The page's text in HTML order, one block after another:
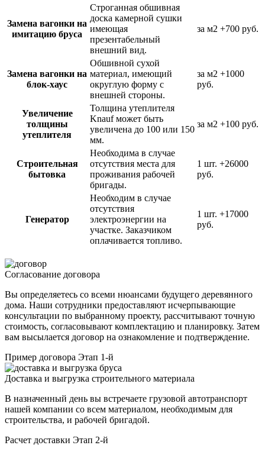
Замена вагонки на
имитацию бруса
Строганная обшивная
доска камерной сушки
имеющая
презентабельный
внешний вид.
за м2 +700 руб.
Замена вагонки на
блок-хаус
Обшивной сухой
материал, имеющий
округлую форму с
внешней стороны.
за м2 +1000
руб.
Увеличение
толщины
утеплителя
Толщина утеплителя
Knauf может быть
увеличена до 100 или 150
мм.
за м2 +100 руб.
Строительная
бытовка
Необходима в случае
отсутствия места для
проживания рабочей
бригады.
1 шт. +26000
руб.
Генератор
Необходим в случае
отсутствия
электроэнергии на
участке. Заказчиком
оплачивается топливо.
1 шт. +17000
руб.
Согласование договора
Вы определяетесь со всеми нюансами будущего деревянного
дома. Наши сотрудники предоставляют исчерпывающие
консультации по выбранному проекту, рассчитывают точную
стоимость, согласовывают комплектацию и планировку. Затем
вам высылается договор на ознакомление и подтверждение.
Пример договора Этап 1-й
Доставка и выгрузка строительного материала
В назначенный день вы встречаете грузовой автотранспорт
нашей компании со всем материалом, необходимым для
строительства, и рабочей бригадой.
Расчет доставки Этап 2-й